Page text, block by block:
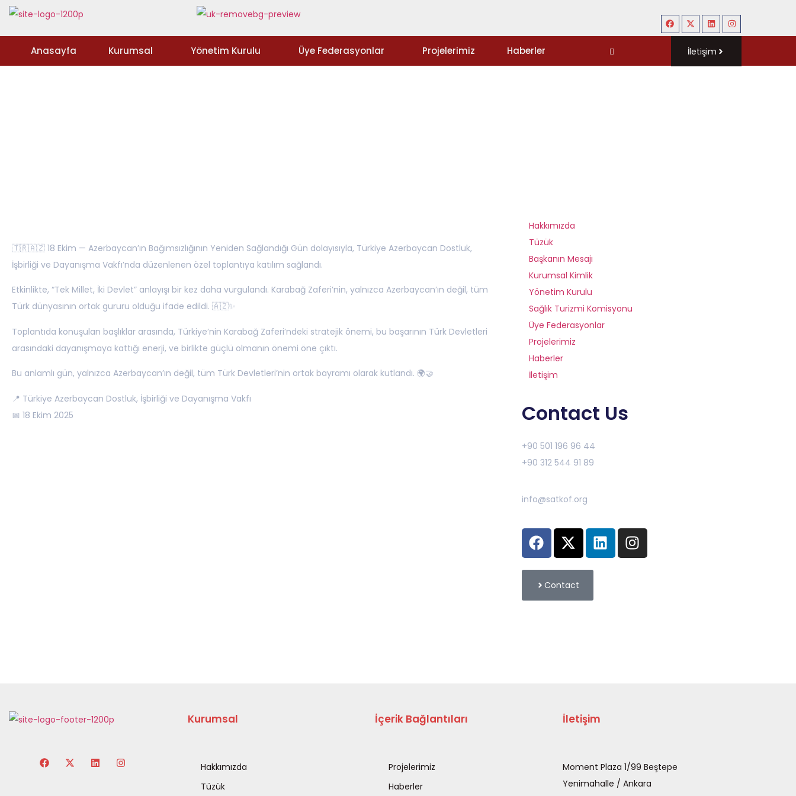
Anasayfa Kurumsal Yönetim Kurulu Üye Federasyonlar Projelerimiz Haberler İletişim
🇹🇷🇦🇿 18 Ekim — Azerbaycan’ın Bağımsızlığının Yeniden Sağlandığı Gün dolayısıyla, Türkiye Azerbaycan Dostluk,
İşbirliği ve Dayanışma Vakfı’nda düzenlenen özel toplantıya katılım sağlandı.
Etkinlikte, “Tek Millet, İki Devlet” anlayışı bir kez daha vurgulandı. Karabağ Zaferi’nin, yalnızca Azerbaycan’ın değil, tüm
Türk dünyasının ortak gururu olduğu ifade edildi. 🇦🇿✨
Toplantıda konuşulan başlıklar arasında, Türkiye’nin Karabağ Zaferi’ndeki stratejik önemi, bu başarının Türk Devletleri
arasındaki dayanışmaya kattığı enerji, ve birlikte güçlü olmanın önemi öne çıktı.
Bu anlamlı gün, yalnızca Azerbaycan’ın değil, tüm Türk Devletleri’nin ortak bayramı olarak kutlandı. 🌍🤝
📍 Türkiye Azerbaycan Dostluk, İşbirliği ve Dayanışma Vakfı
📅 18 Ekim 2025
Hakkımızda
Tüzük
Başkanın Mesajı
Kurumsal Kimlik
Yönetim Kurulu
Sağlık Turizmi Komisyonu
Üye Federasyonlar
Projelerimiz
Haberler
İletişim
Contact Us
+90 501 196 96 44
+90 312 544 91 89
info@satkof.org
Contact
Kurumsal
Hakkımızda
Tüzük
İçerik Bağlantıları
Projelerimiz
Haberler
İletişim
Moment Plaza 1/99 Beştepe
Yenimahalle / Ankara